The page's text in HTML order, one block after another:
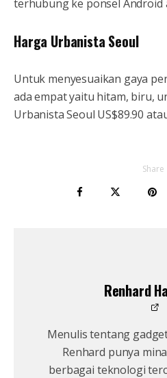
terhubung ke ponsel Android
Harga Urbanista Seoul
Untuk menyesuaikan gaya
ada empat yaitu hitam, biru,
Urbanista Seoul US$89.90
Share
Renhard
Menulis tentang
Renhard punya
berbagai teknologi